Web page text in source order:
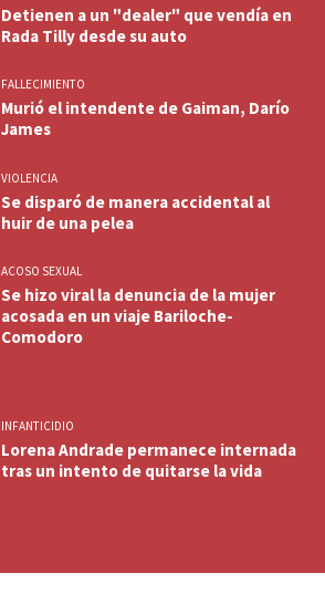
Detienen a un "dealer" que vendía en
Rada Tilly desde su auto
FALLECIMIENTO
Murió el intendente de Gaiman, Darío
James
VIOLENCIA
Se disparó de manera accidental al
huir de una pelea
ACOSO SEXUAL
Se hizo viral la denuncia de la mujer
acosada en un viaje Bariloche-
Comodoro
INFANTICIDIO
Lorena Andrade permanece internada
tras un intento de quitarse la vida